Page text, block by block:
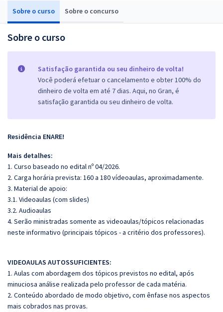
Sobre o curso Sobre o concurso
Sobre o curso
Satisfação garantida ou seu dinheiro de volta!
Você poderá efetuar o cancelamento e obter 100% do
dinheiro de volta em até 7 dias. Aqui, no Gran, é
satisfação garantida ou seu dinheiro de volta.
Residência ENARE!
Mais detalhes:
1. Curso baseado no edital nº 04/2026.
2. Carga horária prevista: 160 a 180 vídeoaulas, aproximadamente.
3. Material de apoio:
3.1. Videoaulas (com slides)
3.2. Audioaulas
4. Serão ministradas somente as videoaulas/tópicos relacionadas
neste informativo (principais tópicos - a critério dos professores).
VIDEOAULAS AUTOSSUFICIENTES:
1. Aulas com abordagem dos tópicos previstos no edital, após
minuciosa análise realizada pelo professor de cada matéria.
2. Conteúdo abordado de modo objetivo, com ênfase nos aspectos
mais cobrados nas provas.